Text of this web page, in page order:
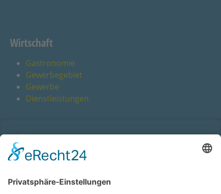
Wirtschaft
Gastronomie
Gewerbegebiet
Gewerbe
Dienstleistungen
Willkommen
Barrierefreiheit
Bildquellen
Sitemap